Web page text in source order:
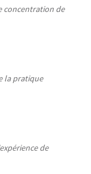
concentration de
la pratique
de